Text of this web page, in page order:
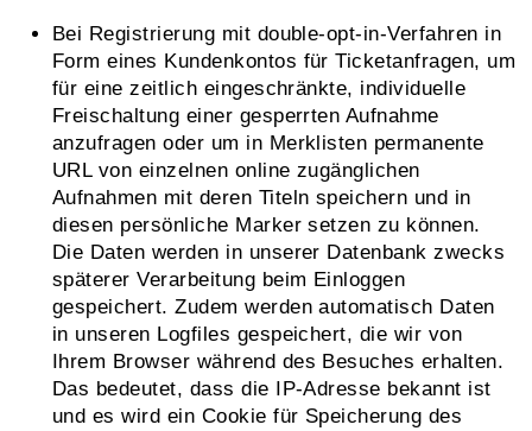
Bei Registrierung mit double-opt-in-Verfahren in
Form eines Kundenkontos für Ticketanfragen, um
für eine zeitlich eingeschränkte, individuelle
Freischaltung einer gesperrten Aufnahme
anzufragen oder um in Merklisten permanente
URL von einzelnen online zugänglichen
Aufnahmen mit deren Titeln speichern und in
diesen persönliche Marker setzen zu können.
Die Daten werden in unserer Datenbank zwecks
späterer Verarbeitung beim Einloggen
gespeichert. Zudem werden automatisch Daten
in unseren Logfiles gespeichert, die wir von
Ihrem Browser während des Besuches erhalten.
Das bedeutet, dass die IP-Adresse bekannt ist
und es wird ein Cookie für Speicherung des